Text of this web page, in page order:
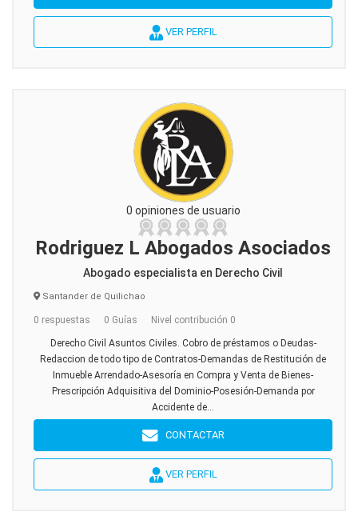
VER PERFIL
0 opiniones de usuario
Rodriguez L Abogados Asociados
Abogado especialista en Derecho Civil
Santander de Quilichao
0 respuestas 0 Guías Nivel contribución 0
Derecho Civil Asuntos Civiles. Cobro de préstamos o Deudas-
Redaccion de todo tipo de Contratos-Demandas de Restitución de
Inmueble Arrendado-Asesoría en Compra y Venta de Bienes-
Prescripción Adquisitiva del Dominio-Posesión-Demanda por
Accidente de...
CONTACTAR
VER PERFIL